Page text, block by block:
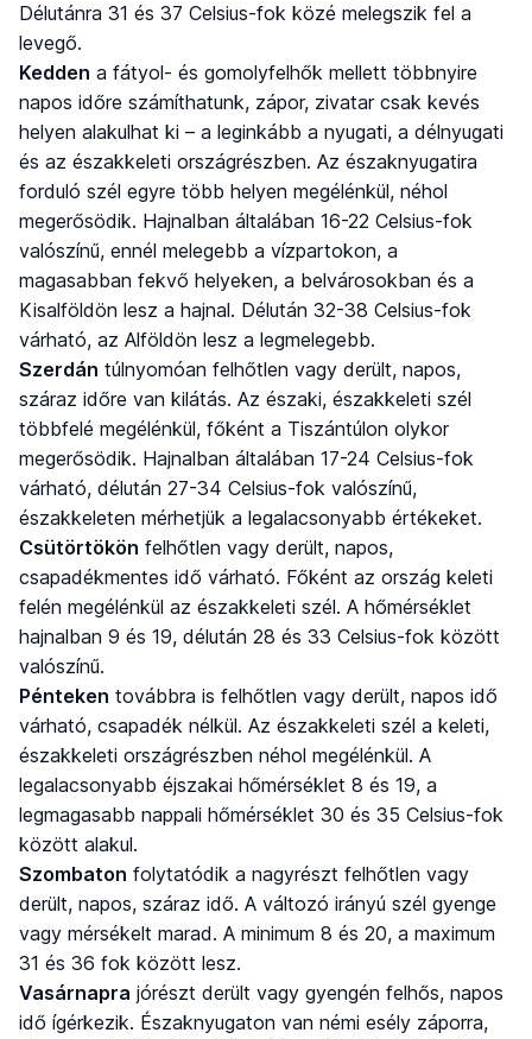
Délutánra 31 és 37 Celsius-fok közé melegszik fel a
levegő.
Kedden a fátyol- és gomolyfelhők mellett többnyire
napos időre számíthatunk, zápor, zivatar csak kevés
helyen alakulhat ki – a leginkább a nyugati, a délnyugati
és az északkeleti országrészben. Az északnyugatira
forduló szél egyre több helyen megélénkül, néhol
megerősödik. Hajnalban általában 16-22 Celsius-fok
valószínű, ennél melegebb a vízpartokon, a
magasabban fekvő helyeken, a belvárosokban és a
Kisalföldön lesz a hajnal. Délután 32-38 Celsius-fok
várható, az Alföldön lesz a legmelegebb.
Szerdán túlnyomóan felhőtlen vagy derült, napos,
száraz időre van kilátás. Az északi, északkeleti szél
többfelé megélénkül, főként a Tiszántúlon olykor
megerősödik. Hajnalban általában 17-24 Celsius-fok
várható, délután 27-34 Celsius-fok valószínű,
északkeleten mérhetjük a legalacsonyabb értékeket.
Csütörtökön felhőtlen vagy derült, napos,
csapadékmentes idő várható. Főként az ország keleti
felén megélénkül az északkeleti szél. A hőmérséklet
hajnalban 9 és 19, délután 28 és 33 Celsius-fok között
valószínű.
Pénteken továbbra is felhőtlen vagy derült, napos idő
várható, csapadék nélkül. Az északkeleti szél a keleti,
északkeleti országrészben néhol megélénkül. A
legalacsonyabb éjszakai hőmérséklet 8 és 19, a
legmagasabb nappali hőmérséklet 30 és 35 Celsius-fok
között alakul.
Szombaton folytatódik a nagyrészt felhőtlen vagy
derült, napos, száraz idő. A változó irányú szél gyenge
vagy mérsékelt marad. A minimum 8 és 20, a maximum
31 és 36 fok között lesz.
Vasárnapra jórészt derült vagy gyengén felhős, napos
idő ígérkezik. Északnyugaton van némi esély záporra,